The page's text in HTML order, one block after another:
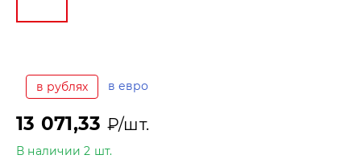
в рублях в евро
13 071,33 ₽/шт.
В наличии 2 шт.